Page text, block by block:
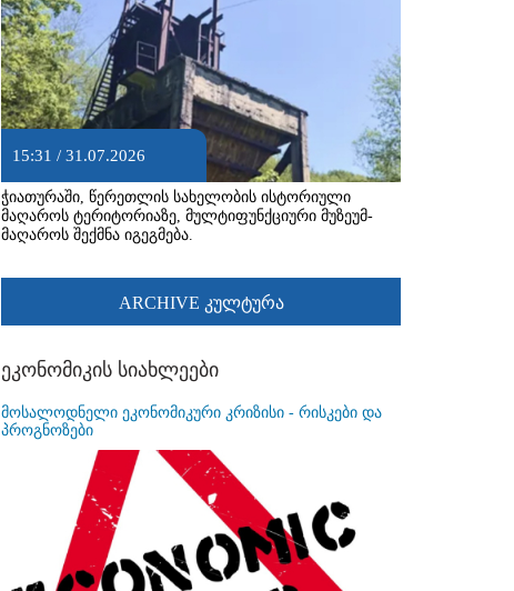
15:31 / 31.07.2026
ჭიათურაში, წერეთლის სახელობის ისტორიული
მაღაროს ტერიტორიაზე, მულტიფუნქციური მუზეუმ-
მაღაროს შექმნა იგეგმება.
ARCHIVE კულტურა
ეკონომიკის სიახლეები
მოსალოდნელი ეკონომიკური კრიზისი - რისკები და
პროგნოზები